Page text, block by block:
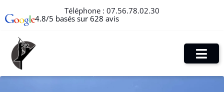
Téléphone : 07.56.78.02.30
4.8/5 basés sur 628 avis